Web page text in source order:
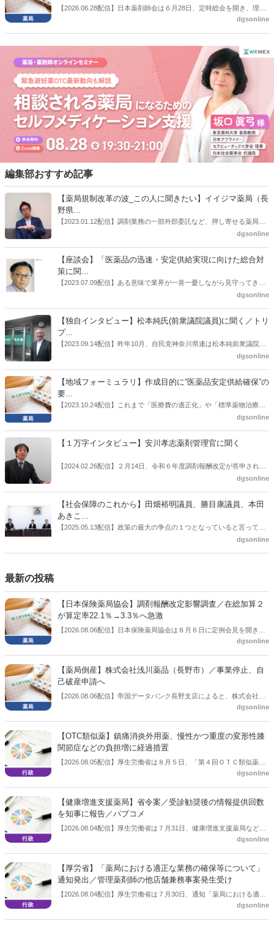
【2026.06.28配信】日本薬剤師会は６月28日、定時総会を開き、理事
dgsonline
編集部おすすめ記事
【薬局規制改革の波_この人に聞きたい】イイジマ薬局（長
野県...
【2023.01.12配信】調剤業務の一部外部委託など、押し寄せる薬局業
界への規制改革の波。この規制改革の波を薬局業界はどう受け止めた
はないだろうか。本紙ではこうした問題について、厚労省「薬局薬剤
師の業務及び薬局の機能に関するワーキンググループ」に参考人とし
ても出席していたイイジマ薬局（長野県上田市）開設者である飯島裕
dgsonline
【座談会】「医薬品の迅速・安定供給実現に向けた総合対
策に関...
【2023.07.09配信】ある意味で業界が一喜一憂しながら見守ってきた
厚労省「医薬品の迅速・安定供給実現に向けた総合対策に関する有識
書がとりまとめられた。ドラビズon-lineでは検討会を総括する目的で
厚労省医政局医薬産業振興・医療情報企画課長（医薬産業振興・医療
情報企画課セルフケア・セルフメディケーション推進室長併任）安藤
公一氏や青山学院大学名誉教授の三村優美子氏、 日本保険薬局協会医
dgsonline
【独自インタビュー】松本純氏(前衆議院議員)に聞く／トリ
プ...
【2023.09.14配信】昨年10月、自民党神奈川県連は松本純前衆議院議
員を「自民党神奈川1区」（横浜市中区・磯子区・金沢区）の支部長
候補の前提となるもの。薬剤師に関わる政策に広く・深く関わってき
た同氏の復活に向けた薬剤師業界の期待には熱いものがある。不透明
感の払拭できない医療・介護・障害者サービスのトリプル改定等へ
の、薬剤師業界の強い危機感の裏返しといってもいいだろう。本稿で
dgsonline
【地域フォーミュラリ】作成目的に“医薬品安定供給確保”の
要...
【2023.10.24配信】これまで「医療費の適正化」や「標準薬物治療の
推進」などが目的とされることが多かった地域フォーミュラリの作
た。医薬品の安定供給確保だ。10月22日に開かれた「日本フォーミュ
飯田市）は、会員薬局から安定供給確保への強い要望があったことを
受け、安定供給確保が見込めるPPI３成分について銘柄を含めて選定
dgsonline
【１万字インタビュー】安川孝志薬剤管理官に聞く
【2024.02.26配信】２月14日、令和６年度調剤報酬改定が答申され
た。本紙では、厚生労働省保険局医療課・薬剤管理官の安川孝志氏
dgsonline
【社会保障のこれから】田畑裕明議員、勝目康議員、本田
あきこ...
【2025.05.13配信】政策の最大の争点の１つとなっていると言っても
よいのが社会保障のこれからのあり方だ。特に与党では、政府関係者
dgsonline
最新の投稿
【日本保険薬局協会】調剤報酬改定影響調査／在総加算２
が算定率22.1％→3.3％へ急激
【2026.08.06配信】日本保険薬局協会は８月６日に定例会見を開き、
「令和８年度調剤報酬改定に係る保険薬局への影響」の調査結果を公
3.3％へ大きく低下した。
dgsonline
【薬局倒産】株式会社浅川薬品（長野市）／事業停止、自
己破産申請へ
【2026.08.06配信】帝国データバンク長野支店によると、株式会社浅
川薬品（長野市）は7月31日に事業を停止し、自己破産申請の準備に
dgsonline
【OTC類似薬】鎮痛消炎外用薬、慢性かつ重度の変形性膝
関節症などの負担増に経過措置
【2026.08.05配信】厚生労働省は８月５日、「第４回ＯＴＣ類似薬の
保険給付の見直しの実施に向けた技術的検討会」を開催。「中間とり
会等に報告し、令和８年秋頃を目途に結論を得る予定。
dgsonline
【健康増進支援薬局】省令案／受診勧奨後の情報提供回数
を知事に報告／パブコメ
【2026.08.04配信】厚生労働省は７月31日、健康増進支援薬局などに
関する省令案を示し、パブコメを開始した。受診勧奨を行った後に、
品に関する情報を提供した回数を知事に報告する事項とする。
dgsonline
【厚労省】「薬局における適正な業務の確保等について」
通知発出／管理薬剤師の他店舗兼務事案発生受け
【2026.08.04配信】厚生労働省は７月30日、通知「薬局における適正
dgsonline